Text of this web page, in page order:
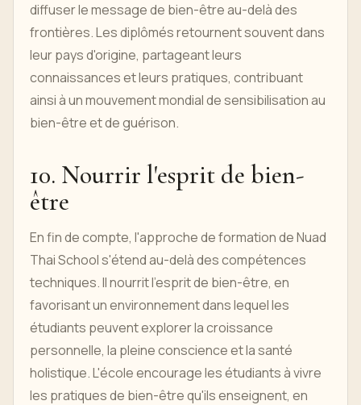
diffuser le message de bien-être au-delà des
frontières. Les diplômés retournent souvent dans
leur pays d'origine, partageant leurs
connaissances et leurs pratiques, contribuant
ainsi à un mouvement mondial de sensibilisation au
bien-être et de guérison.
10. Nourrir l'esprit de bien-
être
En fin de compte, l'approche de formation de Nuad
Thai School s'étend au-delà des compétences
techniques. Il nourrit l'esprit de bien-être, en
favorisant un environnement dans lequel les
étudiants peuvent explorer la croissance
personnelle, la pleine conscience et la santé
holistique. L'école encourage les étudiants à vivre
les pratiques de bien-être qu'ils enseignent, en